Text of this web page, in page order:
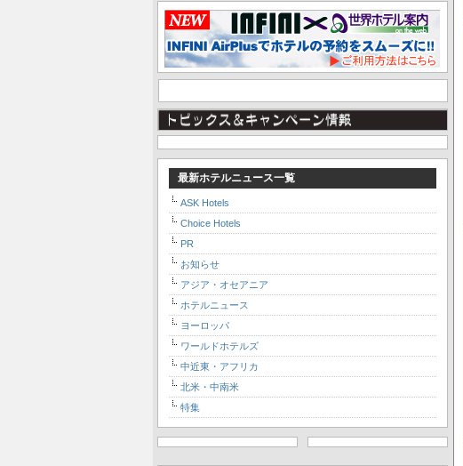
最新ホテルニュース一覧
ASK Hotels
Choice Hotels
PR
お知らせ
アジア・オセアニア
ホテルニュース
ヨーロッパ
ワールドホテルズ
中近東・アフリカ
北米・中南米
特集